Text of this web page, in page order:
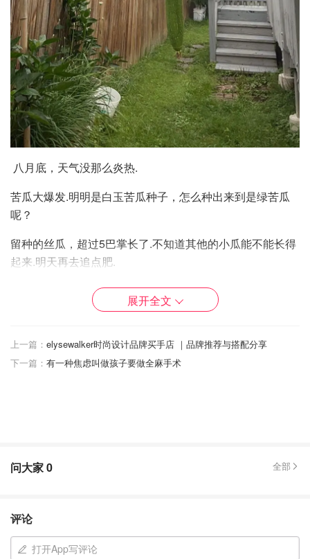
八月底，天气没那么炎热.
苦瓜大爆发.明明是白玉苦瓜种子，怎么种出来到是绿苦瓜
呢？
留种的丝瓜，超过5巴掌长了.不知道其他的小瓜能不能长得
起来.明天再去追点肥.
展开全文
上一篇： elysewalker时尚设计品牌买手店 ｜品牌推荐与搭配分享
下一篇： 有一种焦虑叫做孩子要做全麻手术
问大家0 全部
评论
打开App写评论